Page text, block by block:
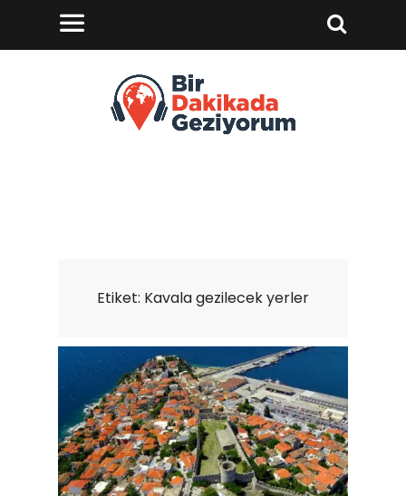
Etiket: Kavala gezilecek yerler